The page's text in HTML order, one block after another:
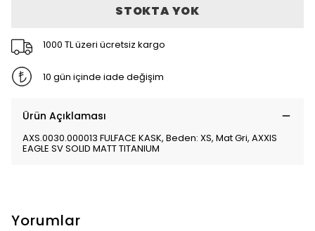
STOKTA YOK
1000 TL üzeri ücretsiz kargo
10 gün içinde iade değişim
Ürün Açıklaması
AXS.0030.000013 FULFACE KASK, Beden: XS, Mat Gri, AXXIS
EAGLE SV SOLID MATT TITANIUM
Yorumlar